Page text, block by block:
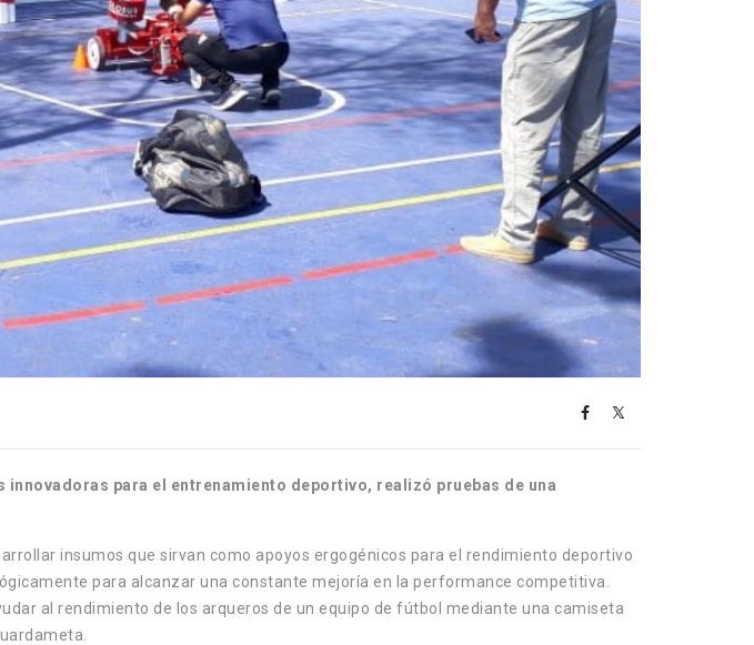
para el entrenamiento deportivo, realizó pruebas de una
insumos que sirvan como apoyos ergogénicos para el rendimiento deportivo
para alcanzar una constante mejoría en la performance competitiva.
al rendimiento de los arqueros de un equipo de fútbol mediante una camiseta